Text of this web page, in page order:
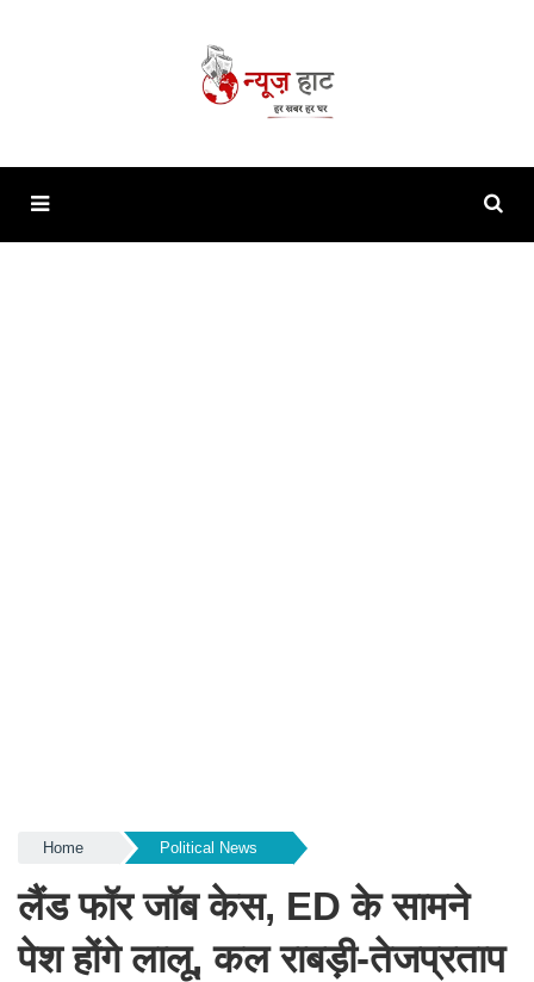
Home Political News
लैंड फॉर जॉब केस, ED के सामने
पेश होंगे लालू, कल राबड़ी-तेजप्रताप